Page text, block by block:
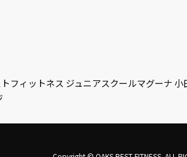
フィットネス ジュニアスクールマグーナ 小